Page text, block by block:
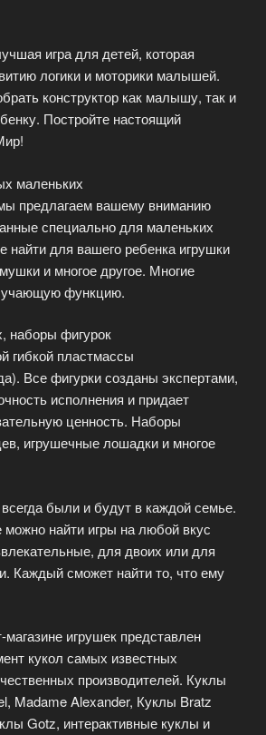
игра для детей, которая
логики и моторики малышей.
конструктор как малышу, так и
Постройте настоящий
маленьких
предлагаем вашему вниманию
специально для маленьких
найти для вашего ребенка игрушки
и многое другое. Многие
функцию.
наборы фигурок
гибкой пластмассы
Все фигурки созданы экспертами,
исполнения и придает
ценность. Наборы
игрушечные лошадки и многое
были и будут в каждой семье.
найти игры на любой вкус
для двоих или для
Каждый сможет найти то, что ему
игрушек представлен
кукол самых известных
производителей. Куклы
Madame Alexander, Куклы Bratz
Gotz, интерактивные куклы и